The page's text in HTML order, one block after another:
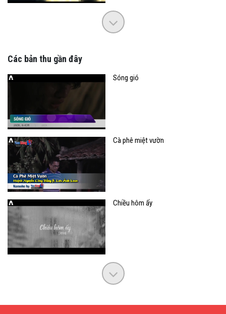
Các bản thu gần đây
Sóng gió
Cà phê miệt vườn
Chiều hôm ấy